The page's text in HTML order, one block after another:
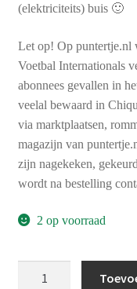
(elektriciteits) buis 🙂
Let op! Op puntertje.nl
Voetbal Internationals
abonnees gevallen in
veelal bewaard in
via marktplaatsen,
magazijn van
zijn nagekeken,
wordt na bestelling
2 op voorraad